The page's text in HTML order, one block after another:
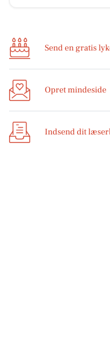
Send en gratis
Opret mindeside
Indsend dit